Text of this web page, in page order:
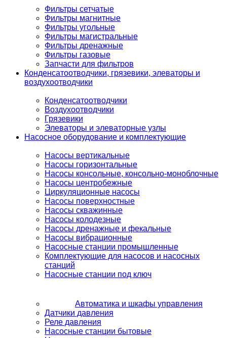
Фильтры сетчатые
Фильтры магнитные
Фильтры угольные
Фильтры магистральные
Фильтры дренажные
Фильтры газовые
Запчасти для фильтров
Конденсатоотводчики, грязевики, элеваторы и
воздухоотводчики
Конденсатоотводчики
Воздухоотводчики
Грязевики
Элеваторы и элеваторные узлы
Насосное оборудование и комплектующие
Насосы вертикальные
Насосы горизонтальные
Насосы консольные, консольно-моноблочные
Насосы центробежные
Циркуляционные насосы
Насосы поверхностные
Насосы скважинные
Насосы колодезные
Насосы дренажные и фекальные
Насосы вибрационные
Насосные станции промышленные
Комплектующие для насосов и насосных
станций
Насосные станции под ключ
Автоматика и шкафы управления
Датчики давления
Реле давления
Насосные станции бытовые